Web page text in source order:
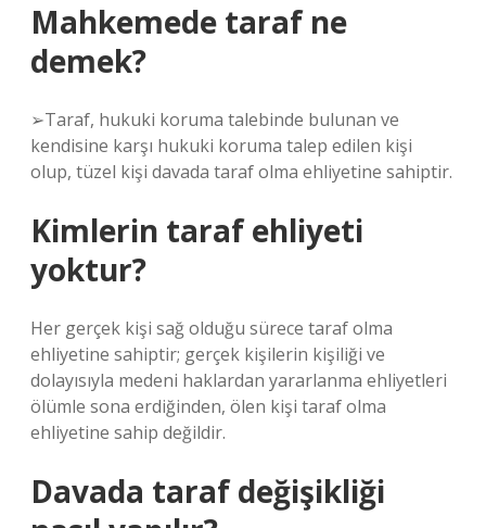
Mahkemede taraf ne
demek?
➢Taraf, hukuki koruma talebinde bulunan ve
kendisine karşı hukuki koruma talep edilen kişi
olup, tüzel kişi davada taraf olma ehliyetine sahiptir.
Kimlerin taraf ehliyeti
yoktur?
Her gerçek kişi sağ olduğu sürece taraf olma
ehliyetine sahiptir; gerçek kişilerin kişiliği ve
dolayısıyla medeni haklardan yararlanma ehliyetleri
ölümle sona erdiğinden, ölen kişi taraf olma
ehliyetine sahip değildir.
Davada taraf değişikliği